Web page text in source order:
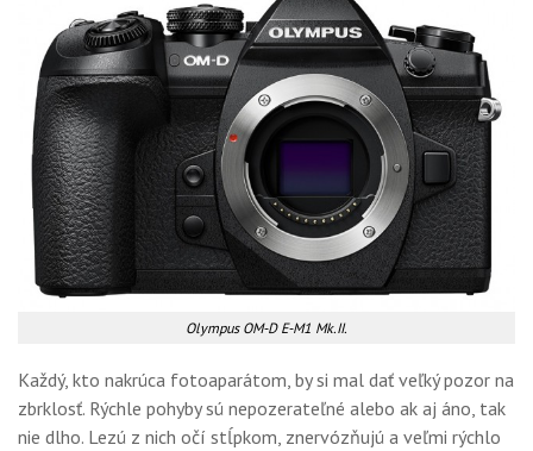
Olympus OM-D E-M1 Mk.II.
Každý, kto nakrúca fotoaparátom, by si mal dať veľký pozor na
zbrklosť. Rýchle pohyby sú nepozerateľné alebo ak aj áno, tak
nie dlho. Lezú z nich očí stĺpkom, znervózňujú a veľmi rýchlo